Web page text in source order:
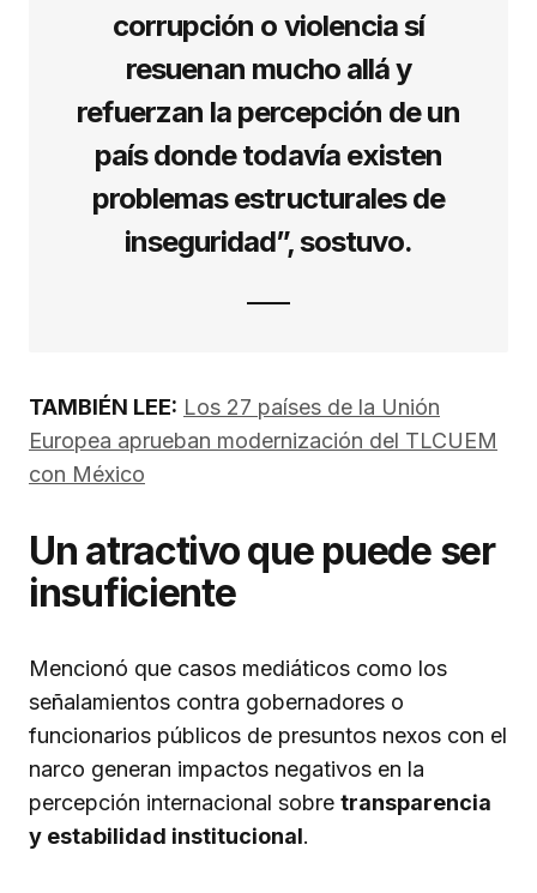
corrupción o violencia sí
resuenan mucho allá y
refuerzan la percepción de un
país donde todavía existen
problemas estructurales de
inseguridad”, sostuvo.
TAMBIÉN LEE: Los 27 países de la Unión
Europea aprueban modernización del TLCUEM
con México
Un atractivo que puede ser
insuficiente
Mencionó que casos mediáticos como los
señalamientos contra gobernadores o
funcionarios públicos de presuntos nexos con el
narco generan impactos negativos en la
percepción internacional sobre transparencia
y estabilidad institucional.